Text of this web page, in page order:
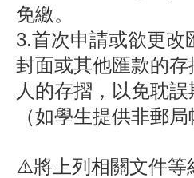
免繳。
3.首次申請或欲更改
封面或其他匯款的
人的存摺，以免耽誤
（如學生提供非郵
⚠️將上列相關文件等